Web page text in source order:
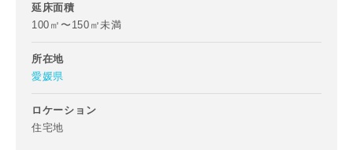
延床面積
100㎡〜150㎡未満
所在地
愛媛県
ロケーション
住宅地
市区町村